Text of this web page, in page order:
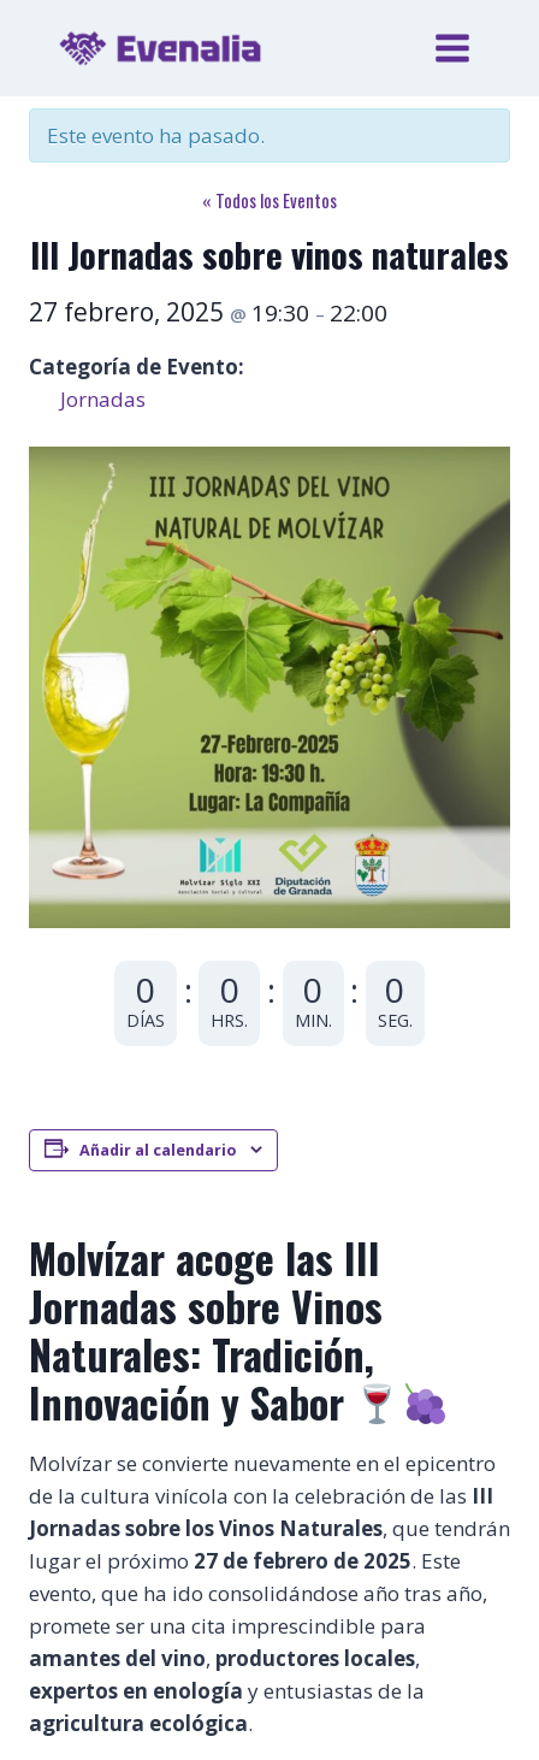
Este evento ha pasado.
« Todos los Eventos
III Jornadas sobre vinos naturales
27 febrero, 2025 @ 19:30 – 22:00
Categoría de Evento:
Jornadas
0
DÍAS
: 0
HRS.
: 0
MIN.
: 0
SEG.
Añadir al calendario
Molvízar acoge las III
Jornadas sobre Vinos
Naturales: Tradición,
Innovación y Sabor
Molvízar se convierte nuevamente en el epicentro
de la cultura vinícola con la celebración de las III
Jornadas sobre los Vinos Naturales, que tendrán
lugar el próximo 27 de febrero de 2025. Este
evento, que ha ido consolidándose año tras año,
promete ser una cita imprescindible para
amantes del vino, productores locales,
expertos en enología y entusiastas de la
agricultura ecológica.